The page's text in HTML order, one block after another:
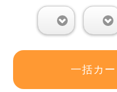
一括カ